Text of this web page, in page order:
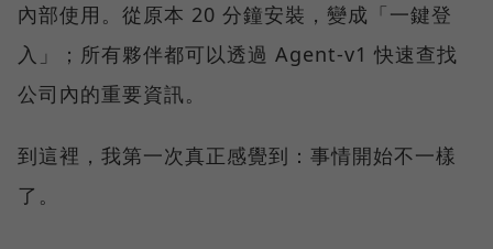
內部使用。從原本 20 分鐘安裝，變成「一鍵登
入」；所有夥伴都可以透過 Agent-v1 快速查找
公司內的重要資訊。
到這裡，我第一次真正感覺到：事情開始不一樣
了。